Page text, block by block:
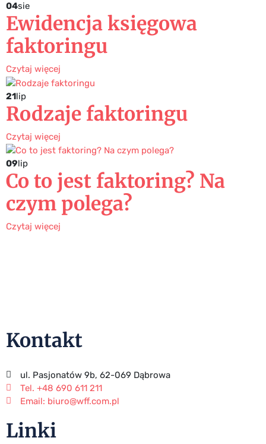
04sie
Ewidencja księgowa
faktoringu
Czytaj więcej
21lip
Rodzaje faktoringu
Czytaj więcej
09lip
Co to jest faktoring? Na
czym polega?
Czytaj więcej
Kontakt
ul. Pasjonatów 9b, 62-069 Dąbrowa
Tel. +48 690 611 211
Email: biuro@wff.com.pl
Linki